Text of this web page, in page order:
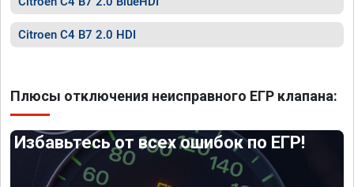
Citroen C4 B7 2.0 HDI
Плюсы отключения неисправного ЕГР клапана:
Избавьтесь от всех ошибок по ЕГР!